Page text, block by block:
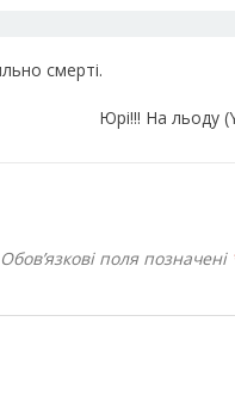
смерті.
Юрі!!! На льоду
Обов’язкові поля позначені